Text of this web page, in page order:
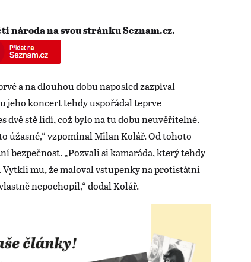
národa na svou stránku Seznam.cz.
a na dlouhou dobu naposled zazpíval
jeho koncert tehdy uspořádal teprve
dvě stě lidí, což bylo na tu dobu neuvěřitelné.
vzpomínal Milan Kolář. Od tohoto
bezpečnost. „Pozvali si kamaráda, který tehdy
mu, že maloval vstupenky na protistátní
nepochopil,“ dodal Kolář.